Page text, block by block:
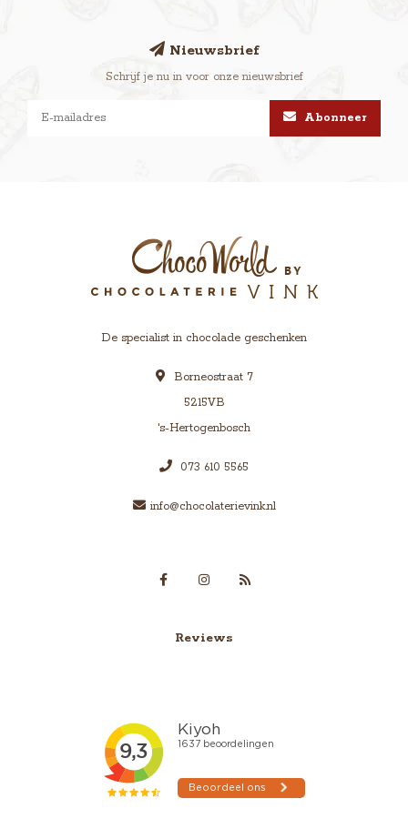
Nieuwsbrief
Schrijf je nu in voor onze nieuwsbrief
Abonneer
De specialist in chocolade geschenken
Borneostraat 7
5215VB
's-Hertogenbosch
073 610 5565
info@chocolaterievink.nl
Reviews